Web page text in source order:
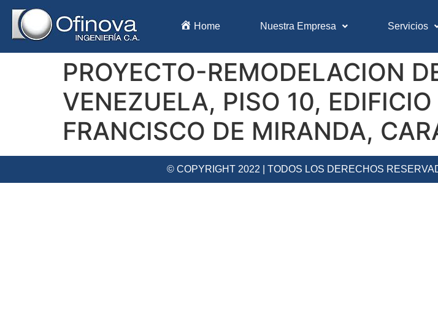
Home Nuestra Empresa Servicios
PROYECTO-REMODELACION
VENEZUELA, PISO 10,
FRANCISCO DE MIRANDA,
© COPYRIGHT 2022 | TODOS LOS DERECHOS